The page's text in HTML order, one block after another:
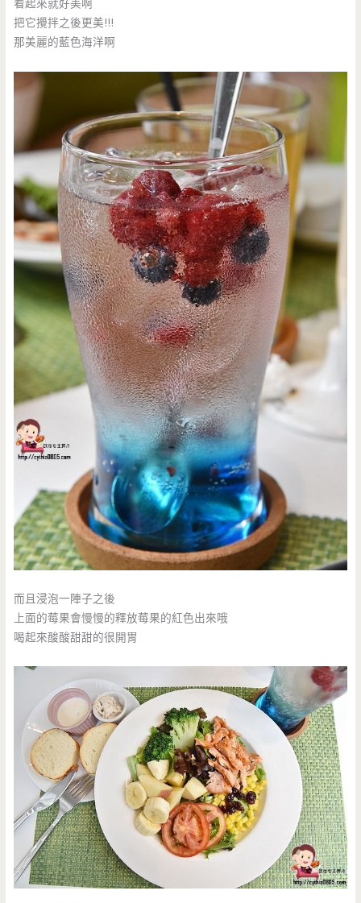
看起來就好美啊
把它攪拌之後更美!!!
那美麗的藍色海洋啊
而且浸泡一陣子之後
上面的莓果會慢慢的釋放莓果的紅色出來哦
喝起來酸酸甜甜的很開胃